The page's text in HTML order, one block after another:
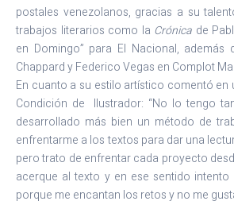
postales venezolanos, gracias a su
trabajos literarios como la Crónica de
en Domingo” para El Nacional, además
Chappard y Federico Vegas en Complot
En cuanto a su estilo artístico comentó en
Condición de Ilustrador: “No lo tengo
desarrollado más bien un método de
enfrentarme a los textos para dar una
pero trato de enfrentar cada proyecto
acerque al texto y en ese sentido intento
porque me encantan los retos y no me